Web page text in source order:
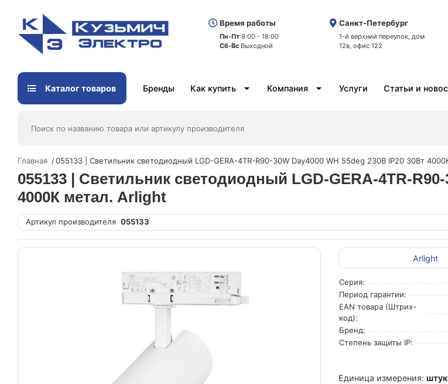
Время работы
Пн-Пт 9:00 - 18:00
Сб-Вс Выходной
Санкт-Петербург
1-й верхний переулок, дом
12в, офис 122
Каталог товаров Бренды Как купить Компания Услуги Статьи и
Главная 055133 | Светильник светодиодный LGD-GERA-4TR-R90-30W Day4000 WH 55deg 230В IP20 30Вт
055133 | Светильник светодиодный LGD-GERA-4TR-
4000К метал. Arlight
Артикул производителя 055133
Arlight
Серия:
Период гарантии:
EAN товара (Штрих-
код):
Бренд:
Степень защиты IP:
Единица измерения: штук